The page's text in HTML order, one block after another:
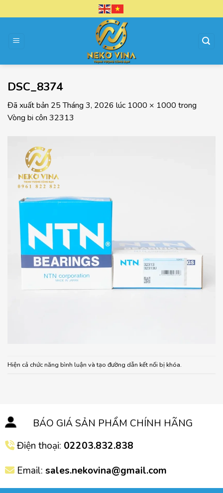
đến
dung
DSC_8374
Đã xuất bản 25 Tháng 3, 2026 lúc 1000 × 1000 trong
Vòng bi côn 32313
Hiện cả chức năng bình luận và tạo đường dẫn kết nối bị khóa.
BÁO GIÁ SẢN PHẨM CHÍNH HÃNG
Điện thoại: 02203.832.838
Email: sales.nekovina@gmail.com